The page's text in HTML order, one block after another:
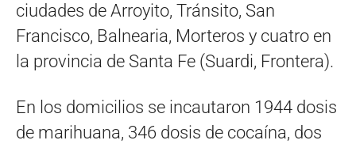
ciudades de Arroyito, Tránsito, San
Francisco, Balnearia, Morteros y cuatro en
la provincia de Santa Fe (Suardi, Frontera).
En los domicilios se incautaron 1944 dosis
de marihuana, 346 dosis de cocaína, dos